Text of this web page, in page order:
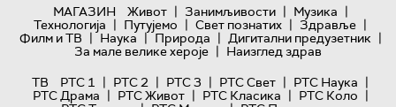
МАГАЗИН
Живот | Занимљивости | Музика |
Технологијa | Путујемо | Свет познатих | Здравље |
Филм и ТВ | Наука | Природа | Дигитални предузетник |
За мале велике хероје | Наизглед здрав
ТВ
РТС 1 | РТС 2 | РТС 3 | РТС Свет | РТС Наука |
РТС Драма | РТС Живот | РТС Класика | РТС Коло |